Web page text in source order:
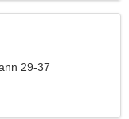
29-37